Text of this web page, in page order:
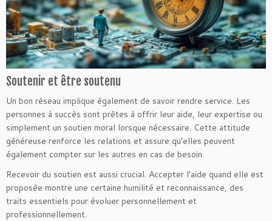
Soutenir et être soutenu
Un bon réseau implique également de savoir rendre service. Les
personnes à succès sont prêtes à offrir leur aide, leur expertise ou
simplement un soutien moral lorsque nécessaire. Cette attitude
généreuse renforce les relations et assure qu’elles peuvent
également compter sur les autres en cas de besoin.
Recevoir du soutien est aussi crucial. Accepter l’aide quand elle est
proposée montre une certaine humilité et reconnaissance, des
traits essentiels pour évoluer personnellement et
professionnellement.